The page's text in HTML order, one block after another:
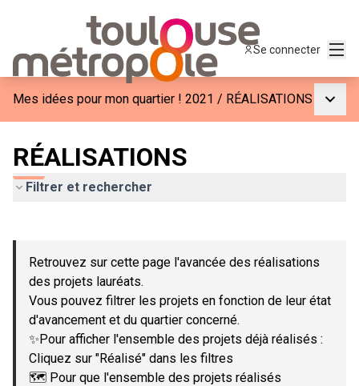
Se connecter
Mes idées pour mon quartier ! 2021 / RÉALISATIONS
RÉALISATIONS
Filtrer et rechercher
−
Retrouvez sur cette page l'avancée des réalisations
des projets lauréats.
Vous pouvez filtrer les projets en fonction de leur état
d'avancement et du quartier concerné.
✨Pour afficher l'ensemble des projets déjà réalisés :
Cliquez sur "Réalisé" dans les filtres
🗺️ Pour que l'ensemble des projets réalisés